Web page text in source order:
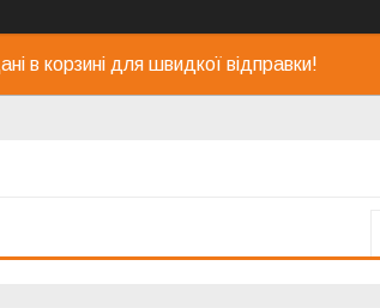
в корзині для швидкої відправки!